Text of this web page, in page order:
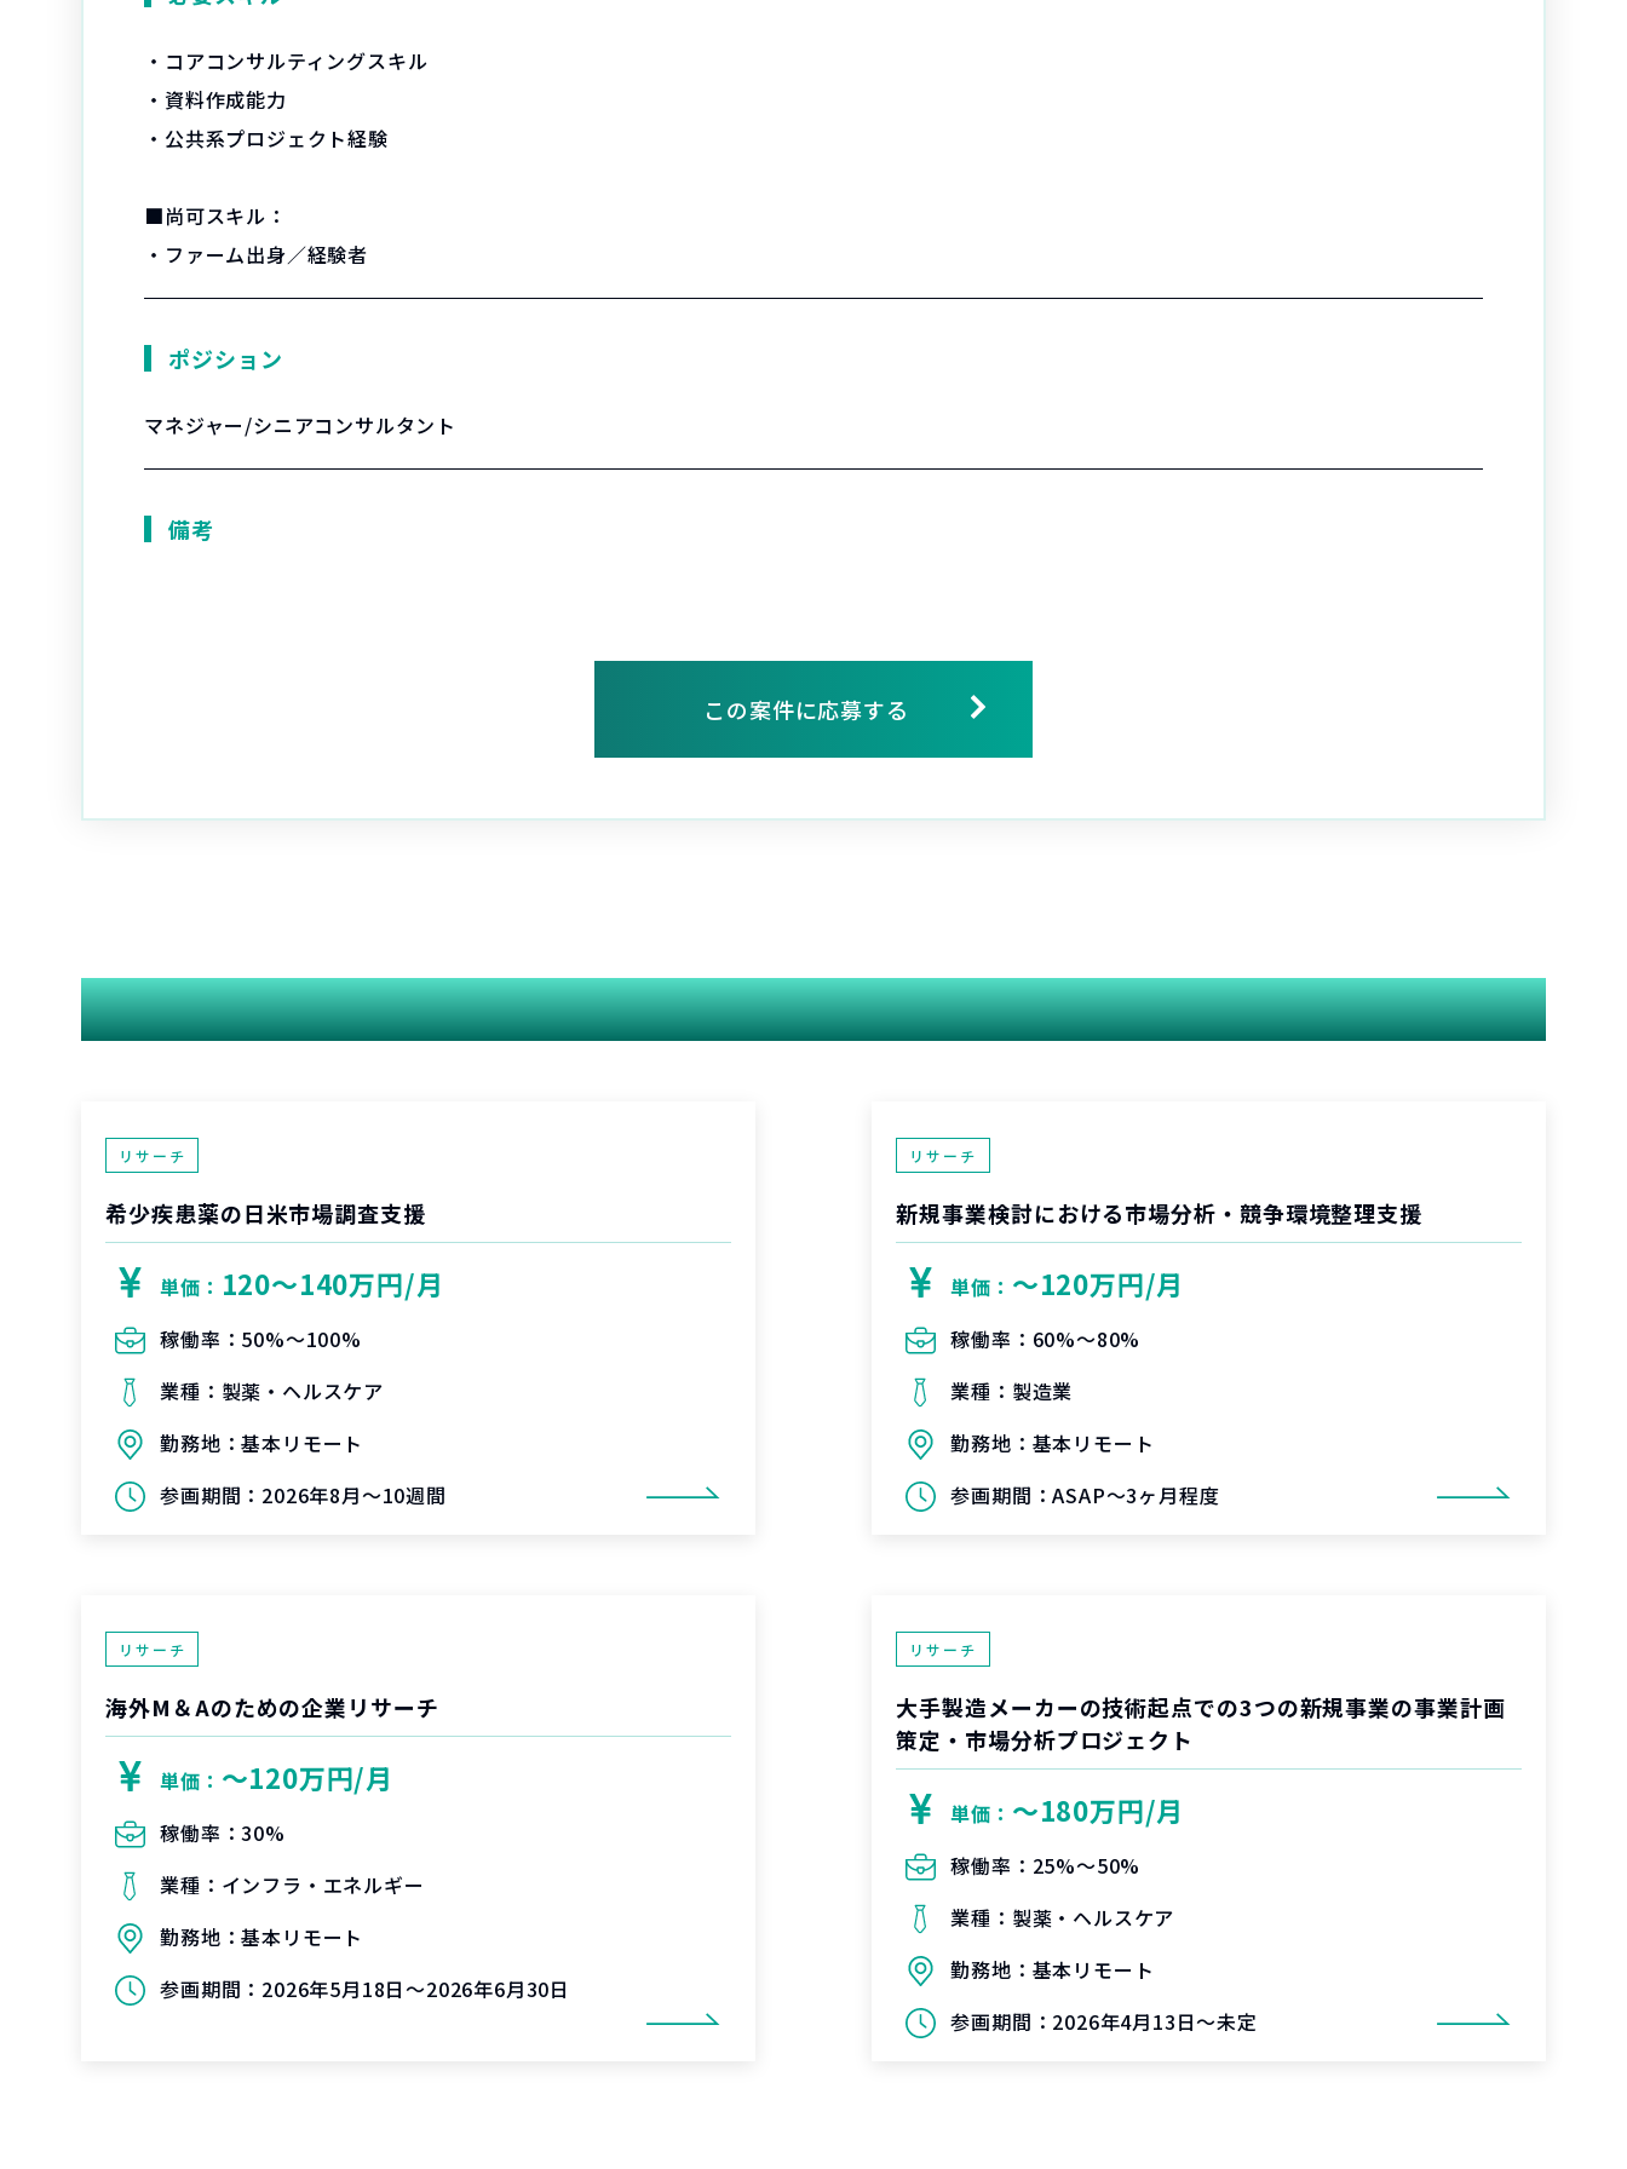
・コアコンサルティングスキル
・資料作成能力
・公共系プロジェクト経験
■尚可スキル：
・ファーム出身／経験者
ポジション
マネジャー/シニアコンサルタント
備考
この案件に応募する
関連する案件
リサーチ
希少疾患薬の日米市場調査支援
単価： 120〜140万円/月
稼働率： 50%〜100%
業種： 製薬・ヘルスケア
勤務地：基本リモート
参画期間： 2026年8月～10週間
リサーチ
新規事業検討における市場分析・競争環境整理支援
単価： 〜120万円/月
稼働率： 60%〜80%
業種： 製造業
勤務地： 基本リモート
参画期間：ASAP～3ヶ月程度
リサーチ
海外M＆Aのための企業リサーチ
単価： 〜120万円/月
稼働率：30%
業種： インフラ・エネルギー
勤務地：基本リモート
参画期間： 2026年5月18日～2026年6月30日
リサーチ
大手製造メーカーの技術起点での3つの新規事業の事業計画
策定・市場分析プロジェクト
単価： 〜180万円/月
稼働率： 25%〜50%
業種： 製薬・ヘルスケア
勤務地： 基本リモート
参画期間： 2026年4月13日～未定